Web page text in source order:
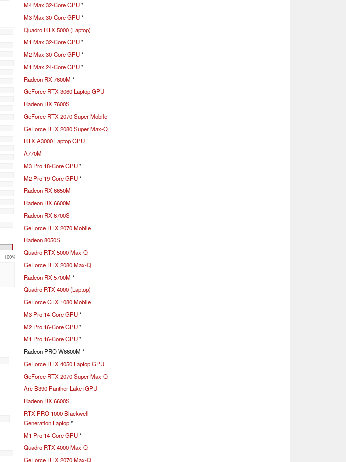
100%
M4 Max 32-Core GPU*
M3 Max 30-Core GPU*
Quadro RTX 5000 (Laptop)
M1 Max 32-Core GPU*
M2 Max 30-Core GPU*
M1 Max 24-Core GPU*
Radeon RX 7600M *
GeForce RTX 3060 Laptop GPU
Radeon RX 7600S
GeForce RTX 2070 Super Mobile
GeForce RTX 2080 Super Max-Q
RTX A3000 Laptop GPU
A770M
M3 Pro 18-Core GPU*
M2 Pro 19-Core GPU*
Radeon RX 6650M
Radeon RX 6600M
Radeon RX 6700S
GeForce RTX 2070 Mobile
Radeon 8050S
Quadro RTX 5000 Max-Q
GeForce RTX 2080 Max-Q
Radeon RX 5700M *
Quadro RTX 4000 (Laptop)
GeForce GTX 1080 Mobile
M3 Pro 14-Core GPU*
M2 Pro 16-Core GPU*
M1 Pro 16-Core GPU*
Radeon PRO W6600M *
GeForce RTX 4050 Laptop GPU
GeForce RTX 2070 Super Max-Q
Arc B390 Panther Lake iGPU
Radeon RX 6600S
RTX PRO 1000 Blackwell
Generation Laptop*
M1 Pro 14-Core GPU*
Quadro RTX 4000 Max-Q
GeForce RTX 2070 Max-Q